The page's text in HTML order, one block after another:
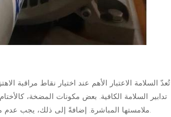
تُعدّ السلامة الاعتبار الأهم عند اختيار نقاط مراقبة
تدابير السلامة الكافية. بعض مكونات المضخة،
ملامستها المباشرة. إضافةً إلى ذلك، يجب عدم ملامسة كابلات أجهزة القياس للأنابيب الساخنة لتجنب مخاطر الحريق.